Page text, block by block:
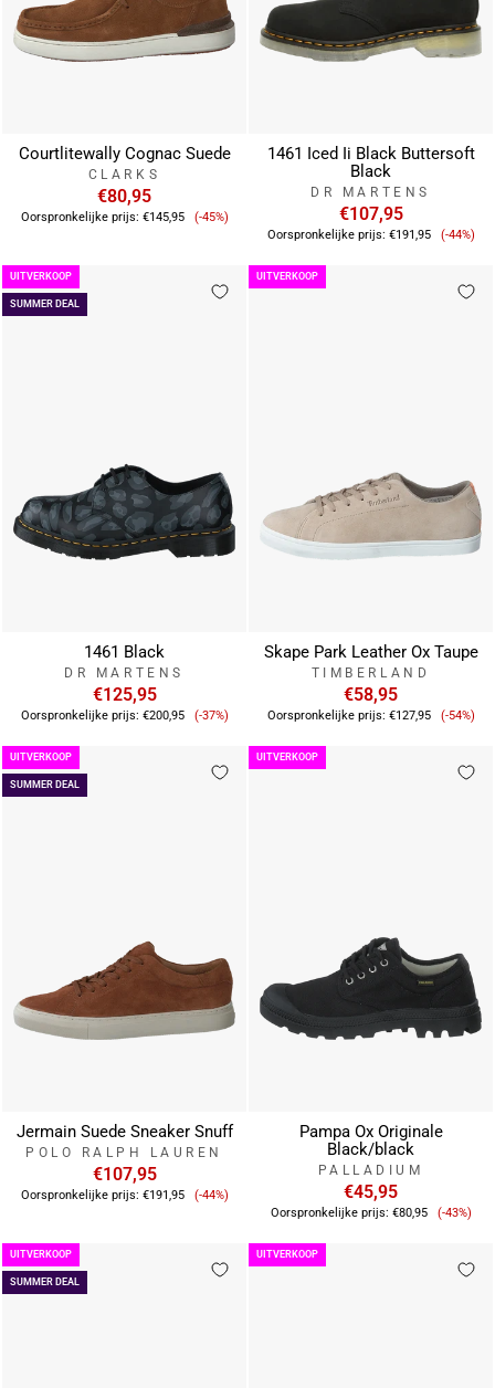
Courtlitewally Cognac Suede
CLARKS
€80,95
Oorspronkelijke prijs: €145,95 Verkoopprijs
(-45%)
1461 Iced Ii Black Buttersoft
Black
DR MARTENS
€107,95
Oorspronkelijke prijs: €191,95 (-44%)
SUMMER DEAL
UITVERKOOP
1461 Black
DR MARTENS
€125,95
Oorspronkelijke prijs: €200,95 Verkoopprijs
(-37%)
UITVERKOOP
Skape Park Leather Ox Taupe
TIMBERLAND
€58,95
Oorspronkelijke prijs: €127,95 (-54%)
SUMMER DEAL
UITVERKOOP
Jermain Suede Sneaker Snuff
POLO RALPH LAUREN
€107,95
Oorspronkelijke prijs: €191,95 Verkoopprijs
(-44%)
UITVERKOOP
Pampa Ox Originale
Black/black
PALLADIUM
€45,95
Oorspronkelijke prijs: €80,95 (-43%)
SUMMER DEAL
UITVERKOOP UITVERKOOP